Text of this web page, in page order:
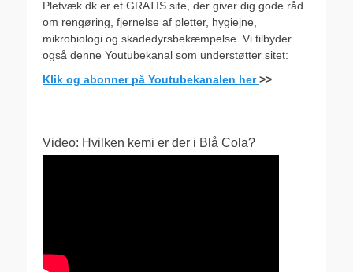
Pletvæk.dk er et GRATIS site, der giver dig gode råd
om rengøring, fjernelse af pletter, hygiejne,
mikrobiologi og skadedyrsbekæmpelse. Vi tilbyder
også denne Youtubekanal som understøtter sitet:
Klik og abonner på Youtubekanalen her>>
Video: Hvilken kemi er der i Blå Cola?